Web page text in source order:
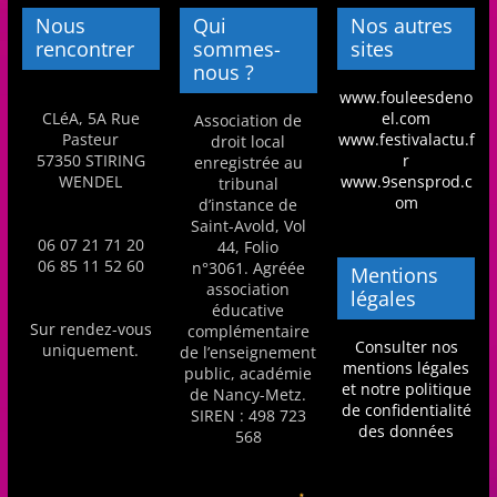
a
t
i
o
n
à
p
a
r
t
i
r
d
Nous
rencontrer
CLéA, 5A Rue
Pasteur
57350 STIRING
WENDEL
06 07 21 71 20
06 85 11 52 60
Sur rendez-vous
uniquement.
Qui
sommes-
nous ?
Association de
droit local
enregistrée au
tribunal
d’instance de
Saint-Avold, Vol
44, Folio
n°3061. Agréée
association
éducative
complémentaire
de l’enseignement
public, académie
de Nancy-Metz.
SIREN : 498 723
568
Nos autres
sites
www.fouleesdeno
el.com
www.festivalactu.f
r
www.9sensprod.c
om
Mentions
légales
Consulter nos
mentions légales
et notre politique
de confidentialité
des données